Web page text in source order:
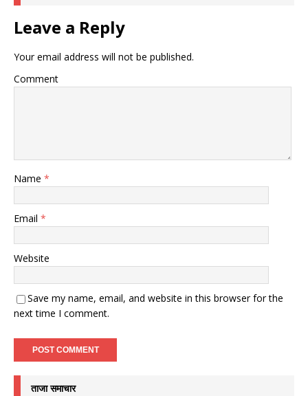
Leave a Reply
Your email address will not be published.
Comment
Name *
Email *
Website
Save my name, email, and website in this browser for the
next time I comment.
ताजा समाचार